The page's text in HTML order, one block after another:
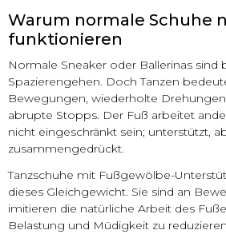
Warum normale Schuhe
funktionieren
Normale Sneaker oder Ballerinas sind
Spazierengehen. Doch Tanzen
Bewegungen, wiederholte
abrupte Stopps. Der Fuß arbeitet
nicht eingeschränkt sein; unterstützt,
zusammengedrückt.
Tanzschuhe mit Fußgewölbe-
dieses Gleichgewicht. Sie sind an
imitieren die natürliche Arbeit des
Belastung und Müdigkeit zu reduzieren.